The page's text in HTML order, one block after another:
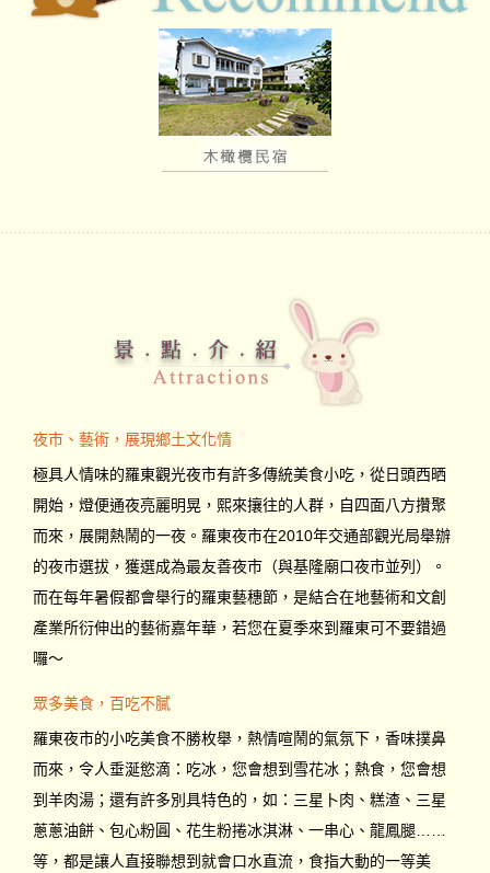
夜市、藝術，展現鄉土文化情
極具人情味的羅東觀光夜市有許多傳統美食小吃，從日頭西晒
開始，燈便通夜亮麗明晃，熙來攘往的人群，自四面八方攢聚
而來，展開熱鬧的一夜。羅東夜市在2010年交通部觀光局舉辦
的夜市選拔，獲選成為最友善夜市（與基隆廟口夜市並列）。
而在每年暑假都會舉行的羅東藝穗節，是結合在地藝術和文創
產業所衍伸出的藝術嘉年華，若您在夏季來到羅東可不要錯過
囉～
眾多美食，百吃不膩
羅東夜市的小吃美食不勝枚舉，熱情喧鬧的氣氛下，香味撲鼻
而來，令人垂涎慾滴：吃冰，您會想到雪花冰；熱食，您會想
到羊肉湯；還有許多別具特色的，如：三星卜肉、糕渣、三星
蔥蔥油餅、包心粉圓、花生粉捲冰淇淋、一串心、龍鳳腿……
等，都是讓人直接聯想到就會口水直流，食指大動的一等美